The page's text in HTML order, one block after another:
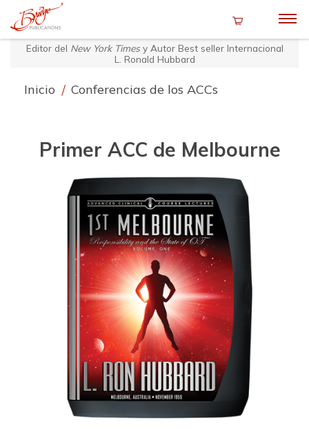
Editor del New York Timesy Autor Best seller Internacional
L. Ronald Hubbard
Inicio / Conferencias de los ACCs
Primer ACC de Melbourne